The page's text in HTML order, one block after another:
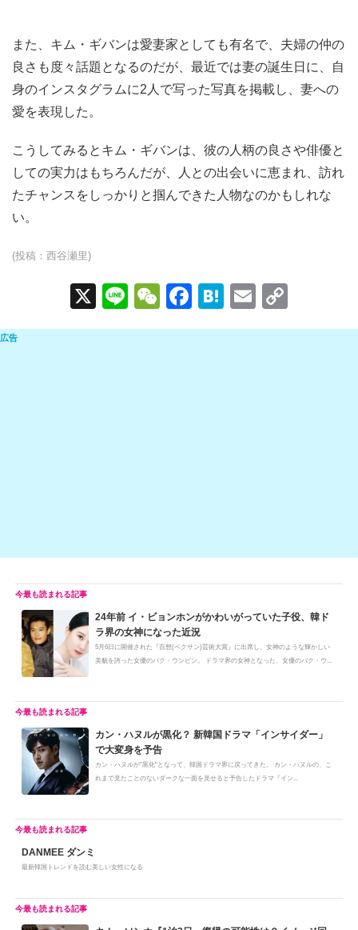
また、キム・ギバンは愛妻家としても有名で、夫婦の仲の
良さも度々話題となるのだが、最近では妻の誕生日に、自
身のインスタグラムに2人で写った写真を掲載し、妻への
愛を表現した。
こうしてみるとキム・ギバンは、彼の人柄の良さや俳優と
しての実力はもちろんだが、人との出会いに恵まれ、訪れ
たチャンスをしっかりと掴んできた人物なのかもしれな
い。
(投稿：西谷瀬里)
X
Li
n
W
e
F
a
H
at
E
m o
24年前 イ・ビョンホンがかわいがっていた子役、韓ド
ラ界の女神になった近況
5月6日に開催された『百想(ペクサン)芸術大賞』に出席し、女神のような輝かしい
美貌を誇った女優のパク・ウンビン。 ドラマ界の女神となった、女優のパク・ウ...
カン・ハヌルが黒化？ 新韓国ドラマ「インサイダー」
で大変身を予告
カン・ハヌルが"黒化"となって、韓国ドラマ界に戻ってきた。 カン・ハヌルの、こ
れまで見たことのないダークな一面を見せると予告したドラマ『イン...
DANMEE ダンミ
最新韓国トレンドを読む美しい女性になる